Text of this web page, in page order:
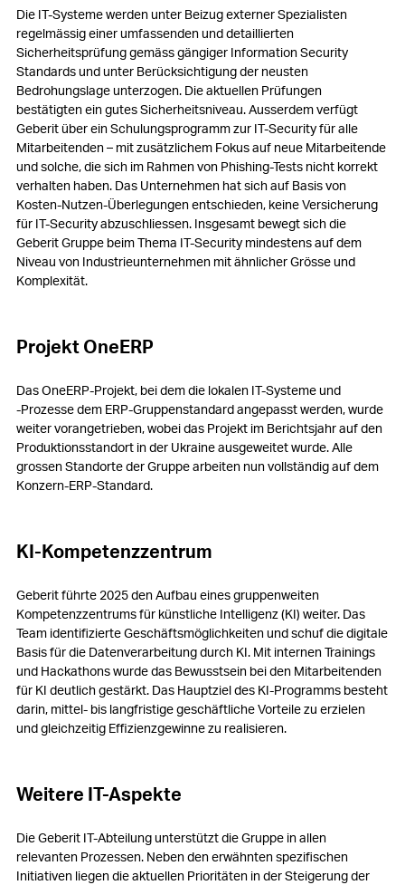
Die IT-Systeme werden unter Beizug externer Spezialisten
regelmässig einer umfassenden und detaillierten
Sicherheitsprüfung gemäss gängiger Information Security
Standards und unter Berücksichtigung der neusten
Bedrohungslage unterzogen. Die aktuellen Prüfungen
bestätigten ein gutes Sicherheitsniveau. Ausserdem verfügt
Geberit über ein Schulungsprogramm zur IT-Security für alle
Mitarbeitenden – mit zusätzlichem Fokus auf neue Mitarbeitende
und solche, die sich im Rahmen von Phishing-Tests nicht korrekt
verhalten haben. Das Unternehmen hat sich auf Basis von
Kosten-Nutzen-Überlegungen entschieden, keine Versicherung
für IT-Security abzuschliessen. Insgesamt bewegt sich die
Geberit Gruppe beim Thema IT-Security mindestens auf dem
Niveau von Industrieunternehmen mit ähnlicher Grösse und
Komplexität.
Projekt OneERP
Das OneERP-Projekt, bei dem die lokalen IT-Systeme und
‑Prozesse dem ERP-Gruppenstandard angepasst werden, wurde
weiter vorangetrieben, wobei das Projekt im Berichtsjahr auf den
Produktionsstandort in der Ukraine ausgeweitet wurde. Alle
grossen Standorte der Gruppe arbeiten nun vollständig auf dem
Konzern-ERP-Standard.
KI-Kompetenzzentrum
Geberit führte 2025 den Aufbau eines gruppenweiten
Kompetenzzentrums für künstliche Intelligenz (KI) weiter. Das
Team identifizierte Geschäftsmöglichkeiten und schuf die digitale
Basis für die Datenverarbeitung durch KI. Mit internen Trainings
und Hackathons wurde das Bewusstsein bei den Mitarbeitenden
für KI deutlich gestärkt. Das Hauptziel des KI-Programms besteht
darin, mittel- bis langfristige geschäftliche Vorteile zu erzielen
und gleichzeitig Effizienzgewinne zu realisieren.
Weitere IT-Aspekte
Die Geberit IT-Abteilung unterstützt die Gruppe in allen
relevanten Prozessen. Neben den erwähnten spezifischen
Initiativen liegen die aktuellen Prioritäten in der Steigerung der